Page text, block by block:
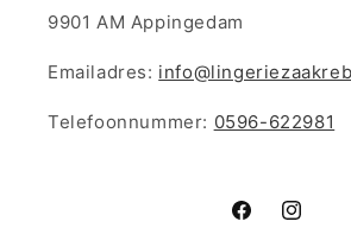
9901 AM Appingedam
Emailadres:
Telefoonnummer: 0596-622981
Facebook